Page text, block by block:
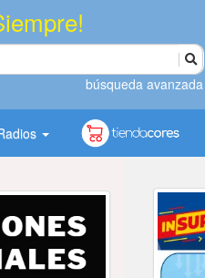
búsqueda avanzada